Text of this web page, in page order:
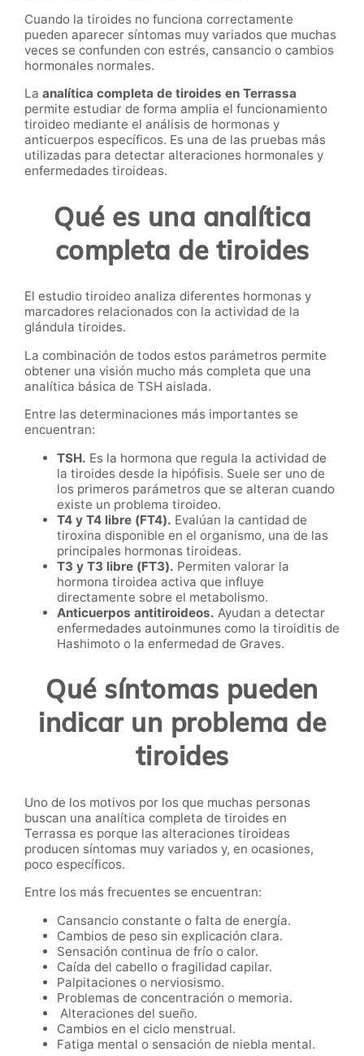
Cuando la tiroides no funciona correctamente
pueden aparecer síntomas muy variados que muchas
veces se confunden con estrés, cansancio o cambios
hormonales normales.
La analítica completa de tiroides en Terrassa
permite estudiar de forma amplia el funcionamiento
tiroideo mediante el análisis de hormonas y
anticuerpos específicos. Es una de las pruebas más
utilizadas para detectar alteraciones hormonales y
enfermedades tiroideas.
Qué es una analítica
completa de tiroides
El estudio tiroideo analiza diferentes hormonas y
marcadores relacionados con la actividad de la
glándula tiroides.
La combinación de todos estos parámetros permite
obtener una visión mucho más completa que una
analítica básica de TSH aislada.
Entre las determinaciones más importantes se
encuentran:
TSH. Es la hormona que regula la actividad de
la tiroides desde la hipófisis. Suele ser uno de
los primeros parámetros que se alteran cuando
existe un problema tiroideo.
T4 y T4 libre (FT4). Evalúan la cantidad de
tiroxina disponible en el organismo, una de las
principales hormonas tiroideas.
T3 y T3 libre (FT3). Permiten valorar la
hormona tiroidea activa que influye
directamente sobre el metabolismo.
Anticuerpos antitiroideos. Ayudan a detectar
enfermedades autoinmunes como la tiroiditis de
Hashimoto o la enfermedad de Graves.
Qué síntomas pueden
indicar un problema de
tiroides
Uno de los motivos por los que muchas personas
buscan una analítica completa de tiroides en
Terrassa es porque las alteraciones tiroideas
producen síntomas muy variados y, en ocasiones,
poco específicos.
Entre los más frecuentes se encuentran:
Cansancio constante o falta de energía.
Cambios de peso sin explicación clara.
Sensación continua de frío o calor.
Caída del cabello o fragilidad capilar.
Palpitaciones o nerviosismo.
Problemas de concentración o memoria.
Alteraciones del sueño.
Cambios en el ciclo menstrual.
Fatiga mental o sensación de niebla mental.